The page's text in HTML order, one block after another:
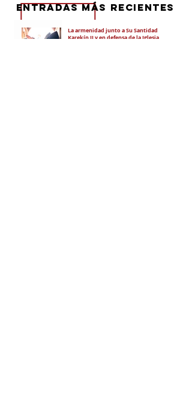
La armenidad junto a Su Santidad
Karekín II y en defensa de la Iglesia
eNTRADAS MÁS RECIENTES